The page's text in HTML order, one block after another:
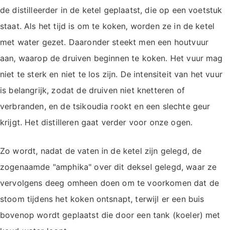
de distilleerder in de ketel geplaatst, die op een voetstuk
staat. Als het tijd is om te koken, worden ze in de ketel
met water gezet. Daaronder steekt men een houtvuur
aan, waarop de druiven beginnen te koken. Het vuur mag
niet te sterk en niet te los zijn. De intensiteit van het vuur
is belangrijk, zodat de druiven niet knetteren of
verbranden, en de tsikoudia rookt en een slechte geur
krijgt. Het distilleren gaat verder voor onze ogen.
Zo wordt, nadat de vaten in de ketel zijn gelegd, de
zogenaamde "amphika" over dit deksel gelegd, waar ze
vervolgens deeg omheen doen om te voorkomen dat de
stoom tijdens het koken ontsnapt, terwijl er een buis
bovenop wordt geplaatst die door een tank (koeler) met